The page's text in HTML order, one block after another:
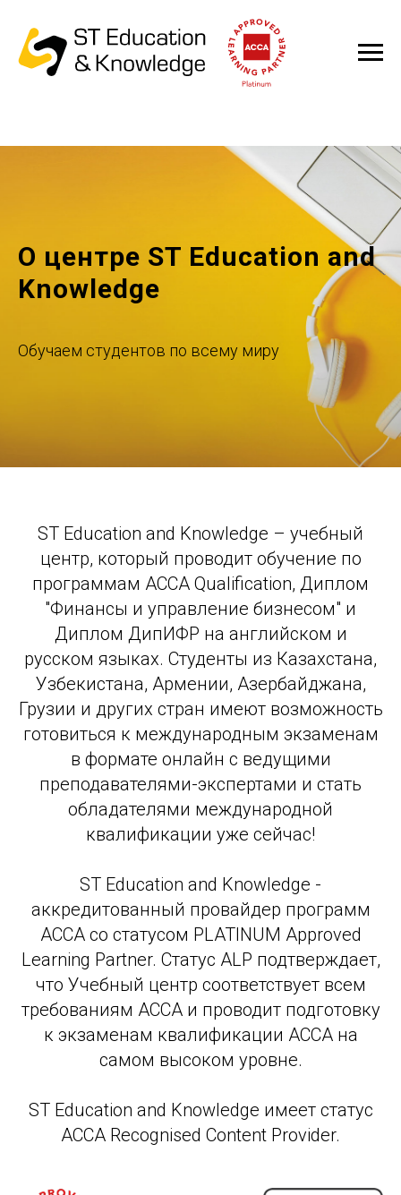
О центре ST Education and
Knowledge
Обучаем студентов по всему миру
ST Education and Knowledge – учебный
центр, который проводит обучение по
программам ACCA Qualification, Диплом
"Финансы и управление бизнесом" и
Диплом ДипИФР на английском и
русском языках. Студенты из Казахстана,
Узбекистана, Армении, Азербайджана,
Грузии и других стран имеют возможность
готовиться к международным экзаменам
в формате онлайн с ведущими
преподавателями-экспертами и стать
обладателями международной
квалификации уже сейчас!
ST Education and Knowledge -
аккредитованный провайдер программ
АССА со статусом PLATINUM Approved
Learning Partner. Статус ALP подтверждает,
что Учебный центр соответствует всем
требованиям АССА и проводит подготовку
к экзаменам квалификации АССА на
самом высоком уровне.
ST Education and Knowledge имеет статус
ACCA Recognised Content Provider.